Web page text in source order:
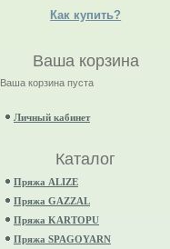
Как купить?
Ваша корзина
Ваша корзина пуста
Личный кабинет
Каталог
Пряжа ALIZE
Пряжа GAZZAL
Пряжа KARTOPU
Пряжа SPAGOYARN